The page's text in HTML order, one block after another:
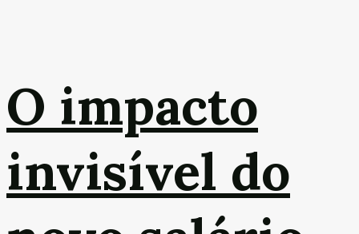
O impacto
invisível do